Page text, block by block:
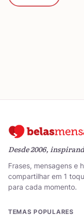
Desde 2006,
Frases, mensagens e
compartilhar em 1
para cada momento.
TEMAS POPULARES